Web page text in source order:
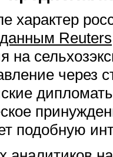
данным Reuters
на
через
подобную